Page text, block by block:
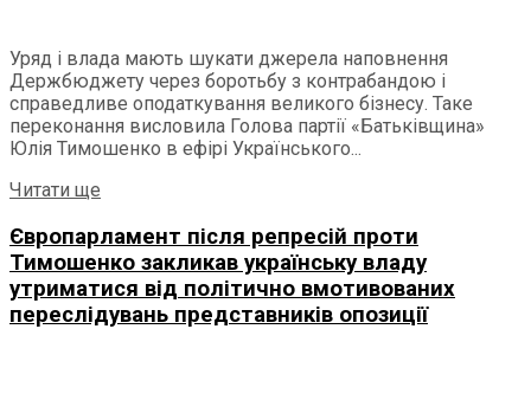
Уряд і влада мають шукати джерела наповнення
Держбюджету через боротьбу з контрабандою і
справедливе оподаткування великого бізнесу. Таке
переконання висловила Голова партії «Батьківщина»
Юлія Тимошенко в ефірі Українського...
Читати ще
Європарламент після репресій проти
Тимошенко закликав українську владу
утриматися від політично вмотивованих
переслідувань представників опозиції